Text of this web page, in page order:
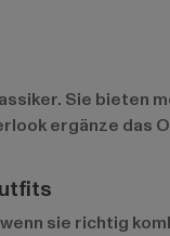
Sie bieten
ergänze das
sie richtig